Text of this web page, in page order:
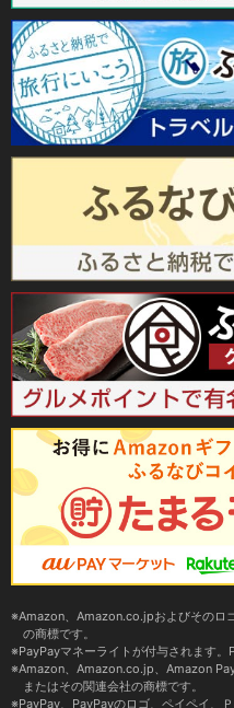
Amazon、Amazon.co.jpおよびそのロ
の商標です。
PayPayマネーライトが付与されます。
Amazon、Amazon.co.jp、Amazon
またはその関連会社の商標です。
PayPay、PayPayのロゴ、ペイペイ、